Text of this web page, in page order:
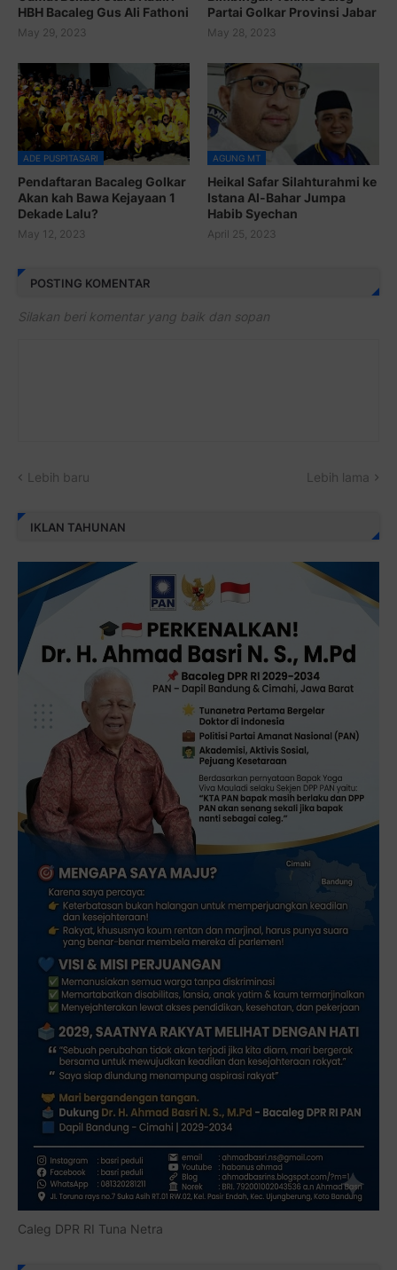
HBH Bacaleg Gus Ali Fathoni
May 29, 2023
Partai Golkar Provinsi Jabar
May 28, 2023
ADE PUSPITASARI
Pendaftaran Bacaleg Golkar
Akan kah Bawa Kejayaan 1
Dekade Lalu?
May 12, 2023
AGUNG MT
Heikal Safar Silahturahmi ke
Istana Al-Bahar Jumpa
Habib Syechan
April 25, 2023
POSTING KOMENTAR
Silakan beri komentar yang baik dan sopan
Lebih baru Lebih lama
IKLAN TAHUNAN
Caleg DPR RI Tuna Netra